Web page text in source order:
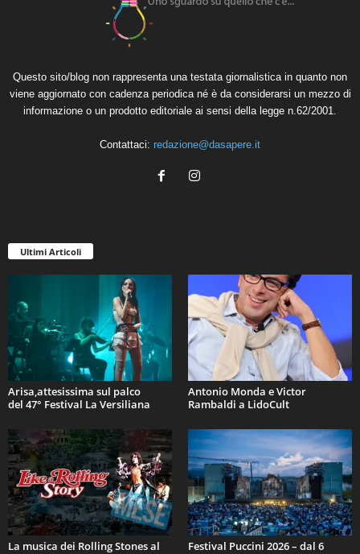
Questo sito/blog non rappresenta una testata giornalistica in quanto non
viene aggiornato con cadenza periodica né è da considerarsi un mezzo di
informazione o un prodotto editoriale ai sensi della legge n.62/2001.
Contattaci: redazione@dasapere.it
Ultimi Articoli
Arisa,attesissima sul palco
del 47° Festival La Versiliana
Antonio Monda e Victor
Rambaldi a LidoCult
La musica dei Rolling Stones al
Festival Puccini 2026 – dal 6